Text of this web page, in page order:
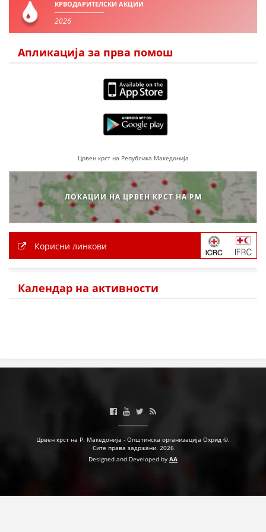
ПРИРАЧНИЦИ
СТРАТЕГИИ
ЕДУКАТИВНО ИНФОРМАТИВНИ МАТЕРИЈАЛИ
БРОШУРИ
ПОСТЕРИ
КРВОДАРИТЕЛСКИ АКЦИИ
2026
Апликација за прва помош
Црвен крст на Република Македонија
ЛОКАЦИИ НА ЦРВЕН КРСТ НА РМ
Корисни линкови
Календар на активности
Црвен крст на Р. Македонија - Општинска организација Охрид ©.
Сите права задржани. 2026
Designed and Developed by AA